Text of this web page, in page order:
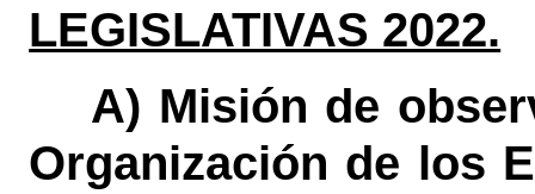
LEGISLATIVAS 2022.
A) Misión de
Organización de los